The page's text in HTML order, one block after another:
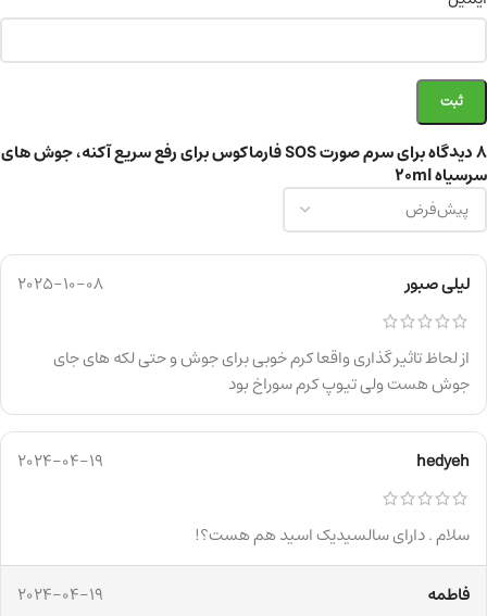
8 دیدگاه برای سرم صورت SOS فارماکوس برای رفع سریع آکنه، جوش های
سرسیاه 20ml
لیلی صبور 2025-10-08
از لحاظ تاثیر گذاری واقعا کرم خوبی برای جوش و حتی لکه های جای
جوش هست ولی تیوپ کرم سوراخ بود
hedyeh
2024-04-19
سلام . دارای سالسیدیک اسید هم هست؟!
فاطمه
2024-04-19